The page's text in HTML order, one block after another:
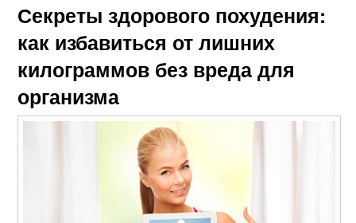
Секреты здорового похудения:
как избавиться от лишних
килограммов без вреда для
организма